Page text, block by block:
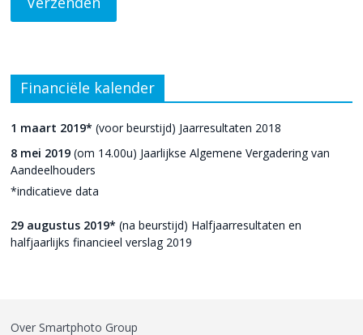
Financiële kalender
1 maart 2019* (voor beurstijd) Jaarresultaten 2018
8 mei 2019 (om 14.00u) Jaarlijkse Algemene Vergadering van
Aandeelhouders
*indicatieve data
29 augustus 2019* (na beurstijd) Halfjaarresultaten en
halfjaarlijks financieel verslag 2019
Over Smartphoto Group